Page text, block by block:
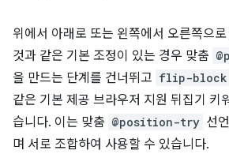
위에서 아래로 또는 왼쪽에서 오른쪽으
것과 같은 기본 조정이 있는 경우 맞춤
을 만드는 단계를 건너뛰고 flip-block
같은 기본 제공 브라우저 지원 뒤집기 키
습니다. 이는 맞춤 @position-try 선
며 서로 조합하여 사용할 수 있습니다.